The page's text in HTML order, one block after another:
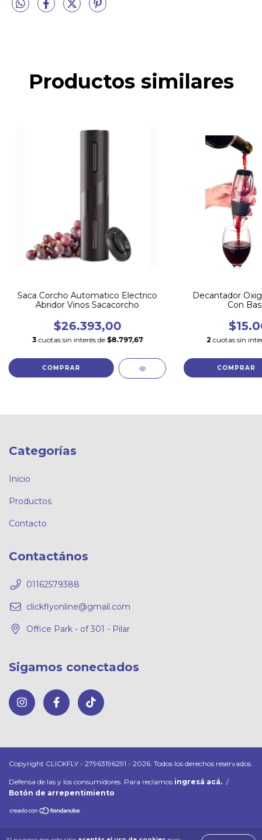
Productos similares
Saca Corcho Automatico Electrico
Abridor Vinos Sacacorcho
$26.393,00
3 cuotas sin interés de $8.797,67
Decantador
Con
2 cuotas sin
Categorías
Inicio
Productos
Contacto
Contactános
01162579388
clickflyonline@gmail.com
Office Park - of 301 - Pilar
Sigamos conectados
Copyright CLICKFLY - 27963196291 - 2026. Todos los derechos reservados.
Defensa de las y los consumidores. Para reclamos ingresá acá. /
Botón de arrepentimiento